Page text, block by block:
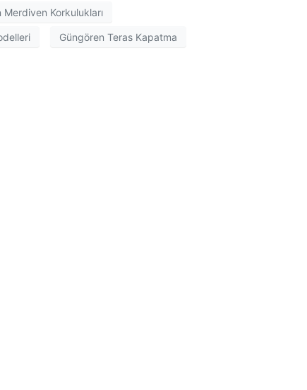
Merdiven Korkulukları
Güngören Teras Kapatma